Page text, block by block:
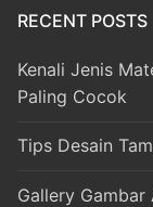
RECENT POSTS
Kenali Jenis
Paling Cocok
Tips Desain
Gallery